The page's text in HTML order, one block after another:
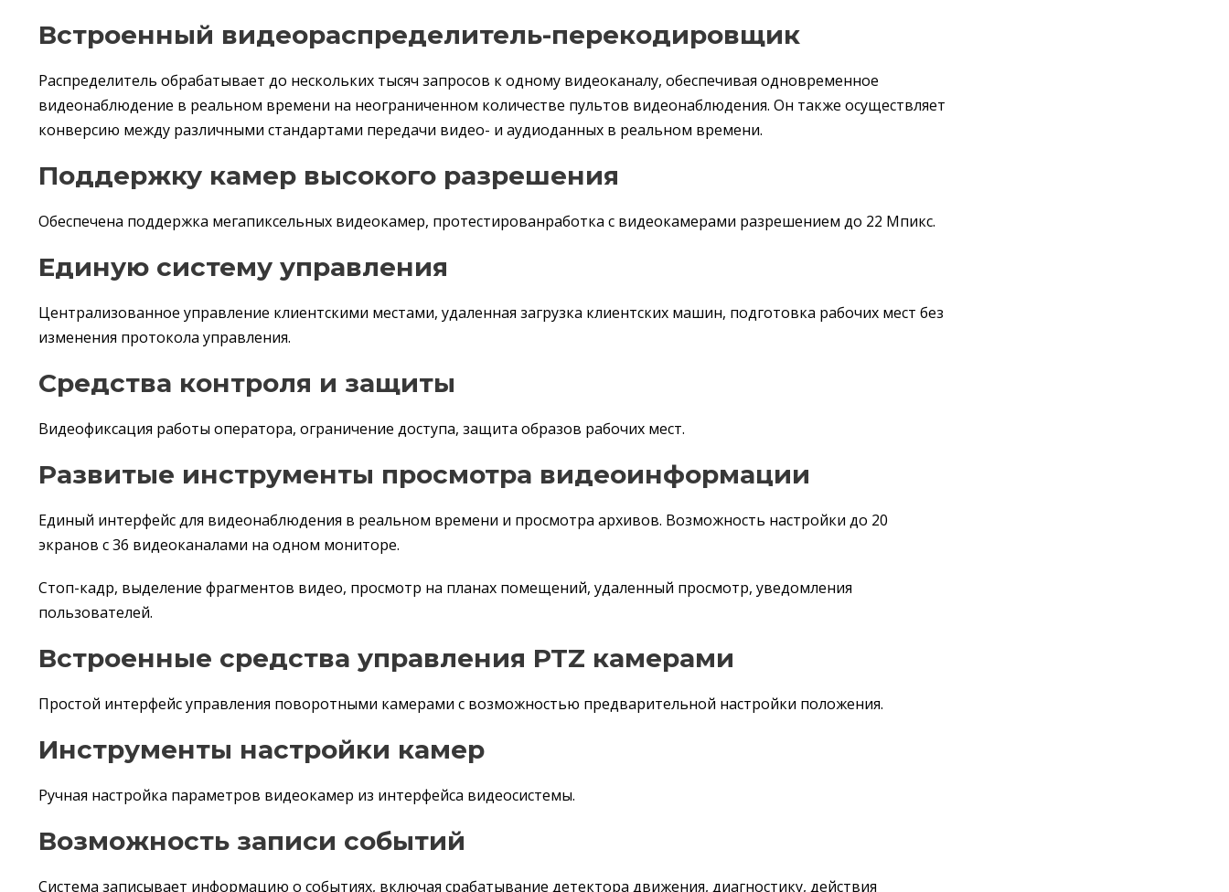
Встроенный видеораспределитель-перекодировщик
Распределитель обрабатывает до нескольких тысяч запросов к одному видеоканалу, обеспечивая одновременное
видеонаблюдение в реальном времени на неограниченном количестве пультов видеонаблюдения. Он также осуществляет
конверсию между различными стандартами передачи видео- и аудиоданных в реальном времени.
Поддержку камер высокого разрешения
Обеспечена поддержка мегапиксельных видеокамер, протестированработка с видеокамерами разрешением до 22 Мпикс.
Единую систему управления
Централизованное управление клиентскими местами, удаленная загрузка клиентских машин, подготовка рабочих мест без
изменения протокола управления.
Средства контроля и защиты
Видеофиксация работы оператора, ограничение доступа, защита образов рабочих мест.
Развитые инструменты просмотра видеоинформации
Единый интерфейс для видеонаблюдения в реальном времени и просмотра архивов. Возможность настройки до 20
экранов с 36 видеоканалами на одном мониторе.
Стоп-кадр, выделение фрагментов видео, просмотр на планах помещений, удаленный просмотр, уведомления
пользователей.
Встроенные средства управления PTZ камерами
Простой интерфейс управления поворотными камерами с возможностью предварительной настройки положения.
Инструменты настройки камер
Ручная настройка параметров видеокамер из интерфейса видеосистемы.
Возможность записи событий
Система записывает информацию о событиях, включая срабатывание детектора движения, диагностику, действия